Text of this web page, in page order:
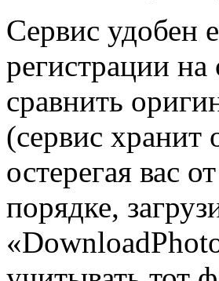
Сервис удобен
регистрации
сравнить
(сервис хранит
остерегая вас
порядке,